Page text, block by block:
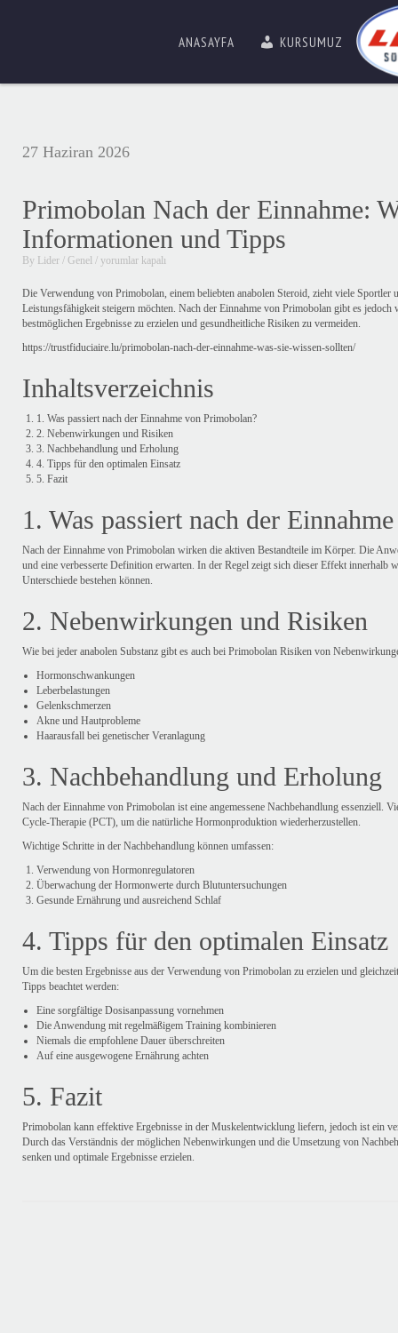
ANASAYFA KURSUMUZ
27 Haziran 2026
Primobolan Nach der Einnahme:
Informationen und Tipps
By Lider/ Genel/ Primobolan
der
Einnahme:
Wichtige
und
yorumlar kapalı
Die Verwendung von Primobolan, einem beliebten anabolen Steroid, zieht viele Sportler
Leistungsfähigkeit steigern möchten. Nach der Einnahme von Primobolan gibt es jedoch
bestmöglichen Ergebnisse zu erzielen und gesundheitliche Risiken zu vermeiden.
https://trustfiduciaire.lu/primobolan-nach-der-einnahme-was-sie-wissen-sollten/
Inhaltsverzeichnis
1. Was passiert nach der Einnahme von Primobolan?
2. Nebenwirkungen und Risiken
3. Nachbehandlung und Erholung
4. Tipps für den optimalen Einsatz
5. Fazit
1. Was passiert nach der
Nach der Einnahme von Primobolan wirken die aktiven Bestandteile im Körper. Die
und eine verbesserte Definition erwarten. In der Regel zeigt sich dieser Effekt innerhalb
Unterschiede bestehen können.
2. Nebenwirkungen und Risiken
Wie bei jeder anabolen Substanz gibt es auch bei Primobolan Risiken von
Hormonschwankungen
Leberbelastungen
Gelenkschmerzen
Akne und Hautprobleme
Haarausfall bei genetischer Veranlagung
3. Nachbehandlung und Erholung
Nach der Einnahme von Primobolan ist eine angemessene Nachbehandlung essenziell.
Cycle-Therapie (PCT), um die natürliche Hormonproduktion wiederherzustellen.
Wichtige Schritte in der Nachbehandlung können umfassen:
Verwendung von Hormonregulatoren
Überwachung der Hormonwerte durch Blutuntersuchungen
Gesunde Ernährung und ausreichend Schlaf
4. Tipps für den optimalen Einsatz
Um die besten Ergebnisse aus der Verwendung von Primobolan zu erzielen und
Tipps beachtet werden:
Eine sorgfältige Dosisanpassung vornehmen
Die Anwendung mit regelmäßigem Training kombinieren
Niemals die empfohlene Dauer überschreiten
Auf eine ausgewogene Ernährung achten
5. Fazit
Primobolan kann effektive Ergebnisse in der Muskelentwicklung liefern, jedoch ist ein
Durch das Verständnis der möglichen Nebenwirkungen und die Umsetzung von
senken und optimale Ergebnisse erzielen.